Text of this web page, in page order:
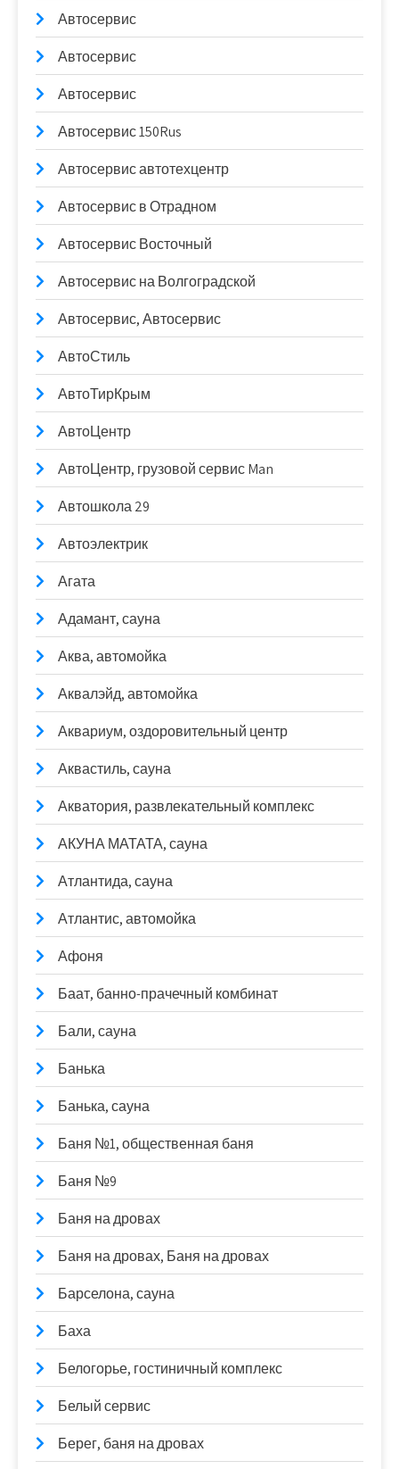
Автосервис
Автосервис
Автосервис
Автосервис 150Rus
Автосервис автотехцентр
Автосервис в Отрадном
Автосервис Восточный
Автосервис на Волгоградской
Автосервис, Автосервис
АвтоСтиль
АвтоТирКрым
АвтоЦентр
АвтоЦентр, грузовой сервис Man
Автошкола 29
Автоэлектрик
Агата
Адамант, сауна
Аква, автомойка
Аквалэйд, автомойка
Аквариум, оздоровительный центр
Аквастиль, сауна
Акватория, развлекательный комплекс
АКУНА МАТАТА, сауна
Атлантида, сауна
Атлантис, автомойка
Афоня
Баат, банно-прачечный комбинат
Бали, сауна
Банька
Банька, сауна
Баня №1, общественная баня
Баня №9
Баня на дровах
Баня на дровах, Баня на дровах
Барселона, сауна
Баха
Белогорье, гостиничный комплекс
Белый сервис
Берег, баня на дровах